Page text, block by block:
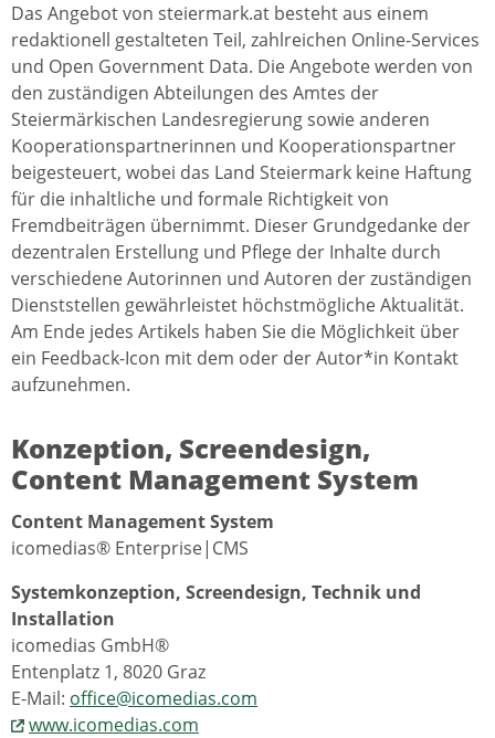
Das Angebot von steiermark.at besteht aus einem
redaktionell gestalteten Teil, zahlreichen Online-Services
und Open Government Data. Die Angebote werden von
den zuständigen Abteilungen des Amtes der
Steiermärkischen Landesregierung sowie anderen
Kooperationspartnerinnen und Kooperationspartner
beigesteuert, wobei das Land Steiermark keine Haftung
für die inhaltliche und formale Richtigkeit von
Fremdbeiträgen übernimmt. Dieser Grundgedanke der
dezentralen Erstellung und Pflege der Inhalte durch
verschiedene Autorinnen und Autoren der zuständigen
Dienststellen gewährleistet höchstmögliche Aktualität.
Am Ende jedes Artikels haben Sie die Möglichkeit über
ein Feedback-Icon mit dem oder der Autor*in Kontakt
aufzunehmen.
Konzeption, Screendesign,
Content Management System
Content Management System
icomedias® Enterprise|CMS
Systemkonzeption, Screendesign, Technik und
Installation
icomedias GmbH®
Entenplatz 1, 8020 Graz
E-Mail: office@icomedias.com
www.icomedias.com